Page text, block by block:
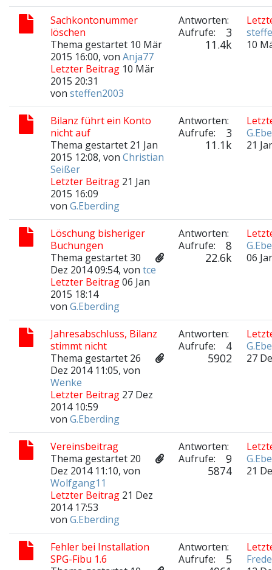
Sachkontonummer
löschen
Thema gestartet 10 Mär
2015 16:00, von Anja77
Letzter Beitrag 10 Mär
2015 20:31
von steffen2003
Antworten:
3
Aufrufe:
11.4k
10
Bilanz führt ein Konto
nicht auf
Thema gestartet 21 Jan
2015 12:08, von Christian
Seißer
Letzter Beitrag 21 Jan
2015 16:09
von G.Eberding
Antworten:
3
Aufrufe:
11.1k
21
Löschung bisheriger
Buchungen
Thema gestartet 30
Dez 2014 09:54, von tce
Letzter Beitrag06 Jan
2015 18:14
von G.Eberding
Antworten:
8
Aufrufe:
22.6k
06
Jahresabschluss, Bilanz
stimmt nicht
Thema gestartet 26
Dez 2014 11:05, von
Wenke
Letzter Beitrag 27 Dez
2014 10:59
von G.Eberding
Antworten:
4
Aufrufe:
5902
27
Vereinsbeitrag
Thema gestartet 20
Dez 2014 11:10, von
Wolfgang11
Letzter Beitrag 21 Dez
2014 17:53
von G.Eberding
Antworten:
9
Aufrufe:
5874
21
Fehler bei Installation
SPG-Fibu 1.6
Antworten:
5
Aufrufe: